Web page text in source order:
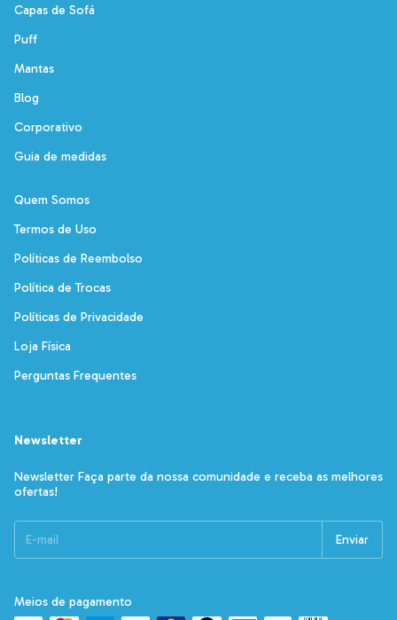
Capas de Sofá
Puff
Mantas
Blog
Corporativo
Guia de medidas
Quem Somos
Termos de Uso
Políticas de Reembolso
Política de Trocas
Políticas de Privacidade
Loja Física
Perguntas Frequentes
Newsletter
Newsletter Faça parte da nossa comunidade e receba as melhores
ofertas!
Meios de pagamento